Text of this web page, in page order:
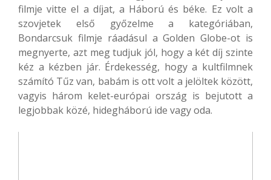
filmje vitte el a díjat, a Háború és béke. Ez volt a
szovjetek első győzelme a kategóriában,
Bondarcsuk filmje ráadásul a Golden Globe-ot is
megnyerte, azt meg tudjuk jól, hogy a két díj szinte
kéz a kézben jár. Érdekesség, hogy a kultfilmnek
számító Tűz van, babám is ott volt a jelöltek között,
vagyis három kelet-európai ország is bejutott a
legjobbak közé, hidegháború ide vagy oda.